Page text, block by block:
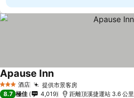
3 星級 酒店 提供市景客房
Apause Inn
8.7 極佳 4,019 距離頂溪捷運站 3.6 公里